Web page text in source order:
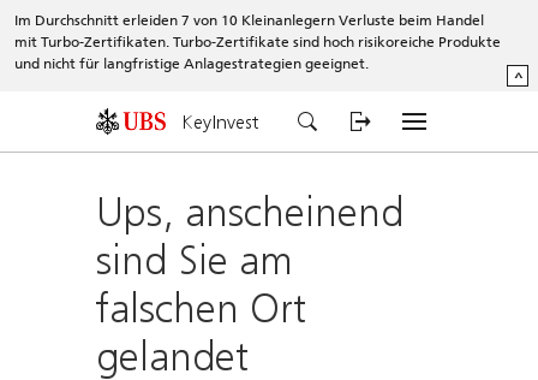
Im Durchschnitt erleiden 7 von 10 Kleinanlegern Verluste beim Handel
mit Turbo-Zertifikaten. Turbo-Zertifikate sind hoch risikoreiche Produkte
und nicht für langfristige Anlagestrategien geeignet.
^
KeyInvest
Ups, anscheinend
sind Sie am
falschen Ort
gelandet